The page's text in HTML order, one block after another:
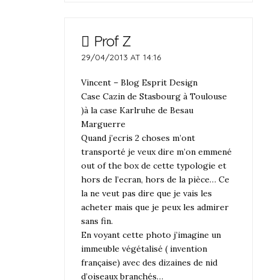
Prof Z
29/04/2013 AT 14:16
Vincent – Blog Esprit Design
Case Cazin de Stasbourg à Toulouse
)à la case Karlruhe de Besau
Marguerre
Quand j’ecris 2 choses m’ont
transporté je veux dire m’on emmené
out of the box de cette typologie et
hors de l’ecran, hors de la pièce… Ce
la ne veut pas dire que je vais les
acheter mais que je peux les admirer
sans fin.
En voyant cette photo j’imagine un
immeuble végétalisé ( invention
française) avec des dizaines de nid
d’oiseaux branchés…